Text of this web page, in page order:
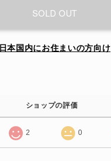
SOLD OUT
日本国内にお住まいの方向け
ショップの評価
2 0